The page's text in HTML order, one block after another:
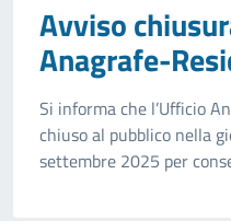
Avviso
Anagrafe-
Si informa che l’Ufficio
chiuso al pubblico nella
settembre 2025 per